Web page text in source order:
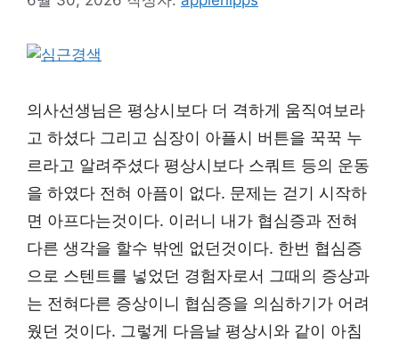
의사선생님은 평상시보다 더 격하게 움직여보라
고 하셨다 그리고 심장이 아플시 버튼을 꾹꾹 누
르라고 알려주셨다 평상시보다 스쿼트 등의 운동
을 하였다 전혀 아픔이 없다. 문제는 걷기 시작하
면 아프다는것이다. 이러니 내가 협심증과 전혀
다른 생각을 할수 밖엔 없던것이다. 한번 협심증
으로 스텐트를 넣었던 경험자로서 그때의 증상과
는 전혀다른 증상이니 협심증을 의심하기가 어려
웠던 것이다. 그렇게 다음날 평상시와 같이 아침